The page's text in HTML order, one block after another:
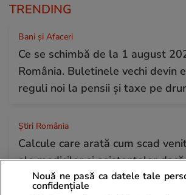
TRENDING
Bani și Afaceri
Ce se schimbă de la 1 august
România. Buletinele vechi devin
reguli noi la pensii și taxe pe
Știri România
Calcule care arată cum scad
ale medicilor și asistentelor
noua lege a salarizării
Nouă ne pasă ca datele tale
confidențiale